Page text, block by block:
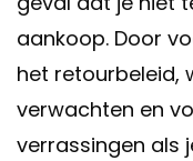
aankoop. Door
het retourbeleid,
verwachten en
verrassingen als